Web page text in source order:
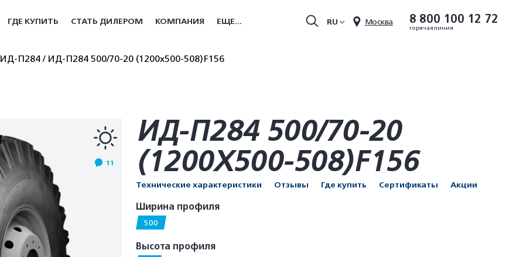
8 800 100 12 72
горячая линия
Москва
RU
ГДЕ КУПИТЬ СТАТЬ ДИЛЕРОМ КОМПАНИЯ ЕЩЕ...
ИД-П284 ИД-П284 500/70-20 (1200x500-508)F156
11
ИД-П284 500/70-20
(1200X500-508)F156
Технические характеристики Отзывы Где купить Сертификаты Акции
Ширина профиля
500
Высота профиля